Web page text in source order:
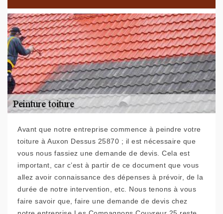
Avant que notre entreprise commence à peindre votre
toiture à Auxon Dessus 25870 ; il est nécessaire que
vous nous fassiez une demande de devis. Cela est
important, car c’est à partir de ce document que vous
allez avoir connaissance des dépenses à prévoir, de la
durée de notre intervention, etc. Nous tenons à vous
faire savoir que, faire une demande de devis chez